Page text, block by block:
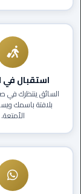
ليموزين
دهب
استقبال في
السائق ينتظرك في
بلافتة باسمك
الأمتعة.